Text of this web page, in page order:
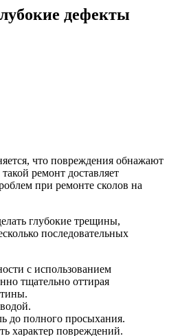
дефекты
что повреждения обнажают
ремонт доставляет
при ремонте сколов на
глубокие трещины,
последовательных
с использованием
тщательно оттирая
до полного просыхания.
характер повреждений.